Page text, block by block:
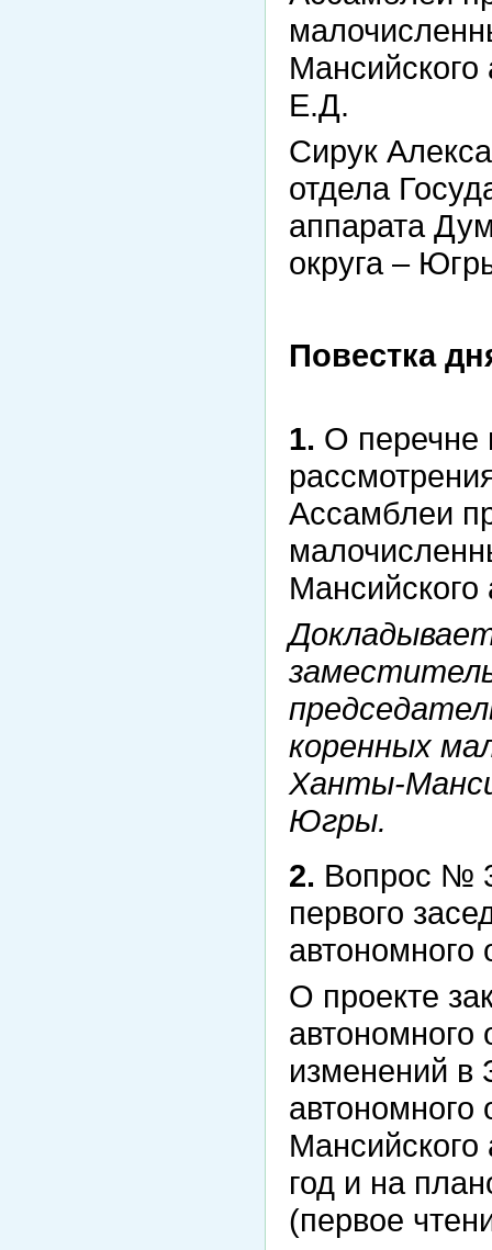
Е.Д.
Сирук
отдела
аппарата
округа –
Повестка
1. О перечне
Ассамблеи
коренных
Ханты-
Югры.
2. Вопрос №
первого
автономного
О проекте
изменений в
год и на
(первое